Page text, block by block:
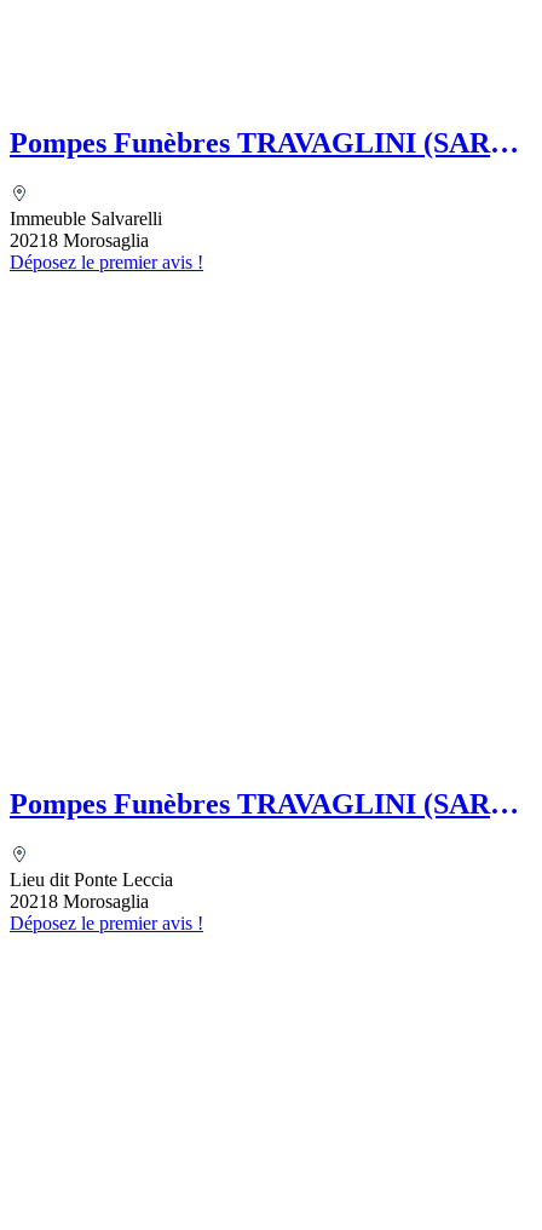
Pompes Funèbres TRAVAGLINI (SARL)
secondaire Pompes funèbres Impériales
Grégoire TRAVAGLINI
Immeuble Salvarelli
20218 Morosaglia
Déposez le premier avis !
Pompes Funèbres TRAVAGLINI (SARL)
secondaire Grégoire TRAVAGLINI
Lieu dit Ponte Leccia
20218 Morosaglia
Déposez le premier avis !